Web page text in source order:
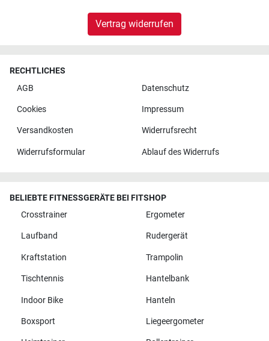
Vertrag widerrufen
RECHTLICHES
AGB
Datenschutz
Cookies Impressum
Versandkosten Widerrufsrecht
Widerrufsformular Ablauf des Widerrufs
BELIEBTE FITNESSGERÄTE BEI FITSHOP
Crosstrainer
Ergometer
Laufband Rudergerät
Kraftstation Trampolin
Tischtennis Hantelbank
Indoor Bike Hanteln
Boxsport Liegeergometer